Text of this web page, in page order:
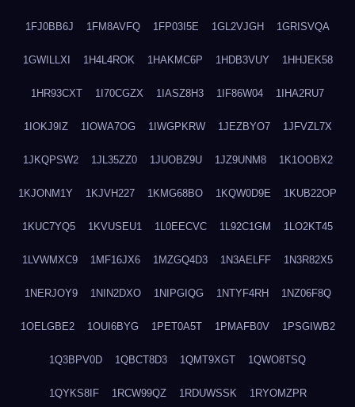
1FJ0BB6J 1FM8AVFQ 1FP03I5E 1GL2VJGH 1GRISVQA
1GWILLXI 1H4L4ROK 1HAKMC6P 1HDB3VUY 1HHJEK58
1HR93CXT 1I70CGZX 1IASZ8H3 1IF86W04 1IHA2RU7
1IOKJ9IZ 1IOWA7OG 1IWGPKRW 1JEZBYO7 1JFVZL7X
1JKQPSW2 1JL35ZZ0 1JUOBZ9U 1JZ9UNM8 1K1OOBX2
1KJONM1Y 1KJVH227 1KMG68BO 1KQW0D9E 1KUB22OP
1KUC7YQ5 1KVUSEU1 1L0EECVC 1L92C1GM 1LO2KT45
1LVWMXC9 1MF16JX6 1MZGQ4D3 1N3AELFF 1N3R82X5
1NERJOY9 1NIN2DXO 1NIPGIQG 1NTYF4RH 1NZ06F8Q
1OELGBE2 1OUI6BYG 1PET0A5T 1PMAFB0V 1PSGIWB2
1Q3BPV0D 1QBCT8D3 1QMT9XGT 1QWO8TSQ
1QYKS8IF 1RCW99QZ 1RDUWSSK 1RYOMZPR